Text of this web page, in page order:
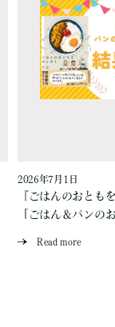
2026年7月1日
『ごはんのおとも
「ごはん＆パンの
Read more